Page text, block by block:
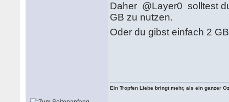
Daher @Layer0 solltest
GB zu nutzen.
Oder du gibst einfach 2
Ein Tropfen Liebe bringt mehr, als ein ganzer